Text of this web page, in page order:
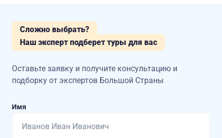
Сложно выбрать?
Наш эксперт подберет туры для вас
Оставьте заявку и получите консультацию и
подборку от экспертов Большой Страны
Имя